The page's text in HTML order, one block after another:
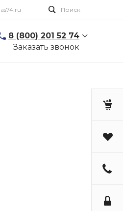
Поиск
8 (800) 201 52 74
Заказать звонок